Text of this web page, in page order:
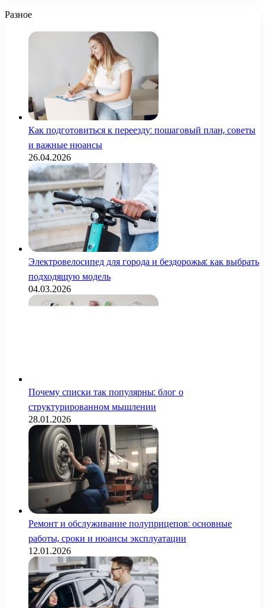
Разное
Как подготовиться к переезду: пошаговый план, советы
и важные нюансы
26.04.2026
Электровелосипед для города и бездорожья: как выбрать
подходящую модель
04.03.2026
Почему списки так популярны: блог о
структурированном мышлении
28.01.2026
Ремонт и обслуживание полуприцепов: основные
работы, сроки и нюансы эксплуатации
12.01.2026